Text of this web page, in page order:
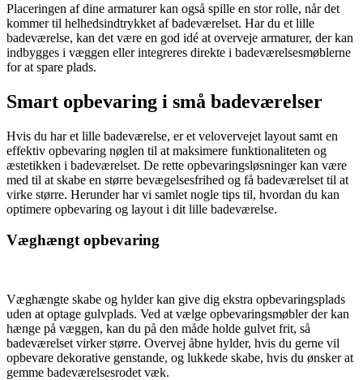
Placeringen af dine armaturer kan også spille en stor rolle, når det
kommer til helhedsindtrykket af badeværelset. Har du et lille
badeværelse, kan det være en god idé at overveje armaturer, der kan
indbygges i væggen eller integreres direkte i badeværelsesmøblerne
for at spare plads.
Smart opbevaring i små badeværelser
Hvis du har et lille badeværelse, er et velovervejet layout samt en
effektiv opbevaring nøglen til at maksimere funktionaliteten og
æstetikken i badeværelset. De rette opbevaringsløsninger kan være
med til at skabe en større bevægelsesfrihed og få badeværelset til at
virke større. Herunder har vi samlet nogle tips til, hvordan du kan
optimere opbevaring og layout i dit lille badeværelse.
Væghængt opbevaring
Væghængte skabe og hylder kan give dig ekstra opbevaringsplads
uden at optage gulvplads. Ved at vælge opbevaringsmøbler der kan
hænge på væggen, kan du på den måde holde gulvet frit, så
badeværelset virker større. Overvej åbne hylder, hvis du gerne vil
opbevare dekorative genstande, og lukkede skabe, hvis du ønsker at
gemme badeværelsesrodet væk.